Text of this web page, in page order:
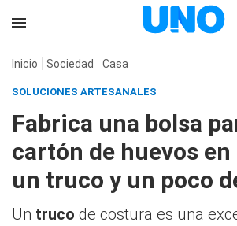
Inicio Sociedad Casa
SOLUCIONES ARTESANALES
Fabrica una bolsa
cartón de huevos en
un truco y un poco
Un truco de costura es una